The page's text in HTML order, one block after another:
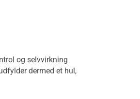
og selvvirkning
dermed et hul,